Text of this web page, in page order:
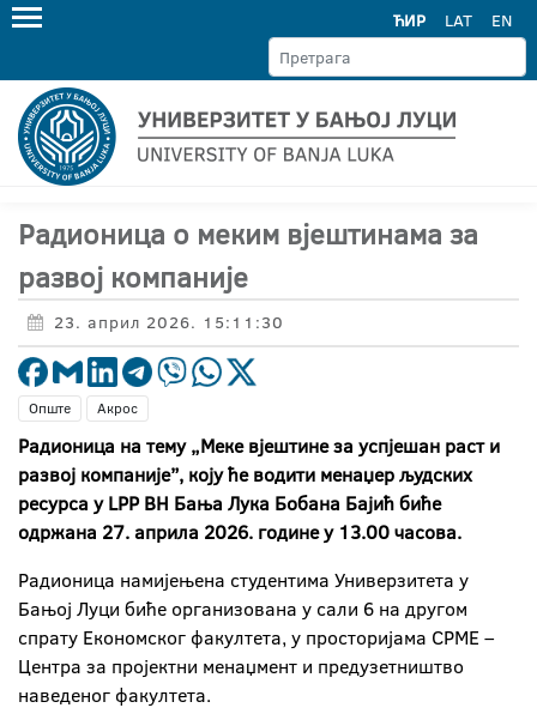
ЋИР LAT EN
Радионица о меким вјештинама за
развој компаније
23. април 2026. 15:11:30
Опште Акрос
Радионица на тему „Меке вјештине за успјешан раст и
развој компаније”, коју ће водити менаџер људских
ресурса у LPP BH Бања Лука Бобана Бајић биће
одржана 27. априла 2026. године у 13.00 часова.
Радионица намијењена студентима Универзитета у
Бањој Луци биће организована у сали 6 на другом
спрату Економског факултета, у просторијама CPME –
Центра за пројектни менаџмент и предузетништво
наведеног факултета.